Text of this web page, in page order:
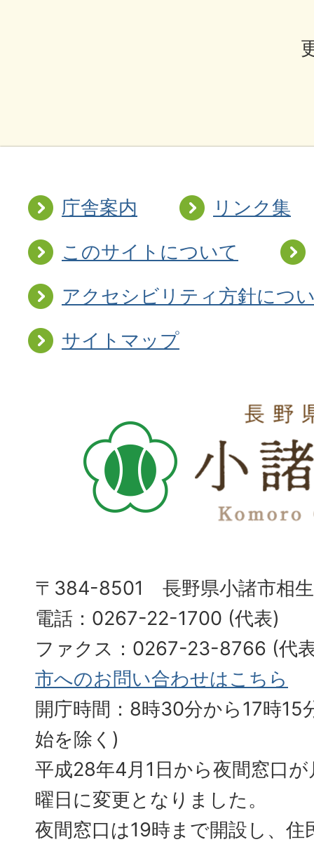
庁舎案内
リンク集
このサイトについて
アクセシビリティ方針につ
サイトマップ
〒384-8501 長野県小諸市相
電話：0267-22-1700 (代表)
ファクス：0267-23-8766 (
市へのお問い合わせはこちら
開庁時間：8時30分から17時15
始を除く)
平成28年4月1日から夜間窓口
曜日に変更となりました。
夜間窓口は19時まで開設し、住